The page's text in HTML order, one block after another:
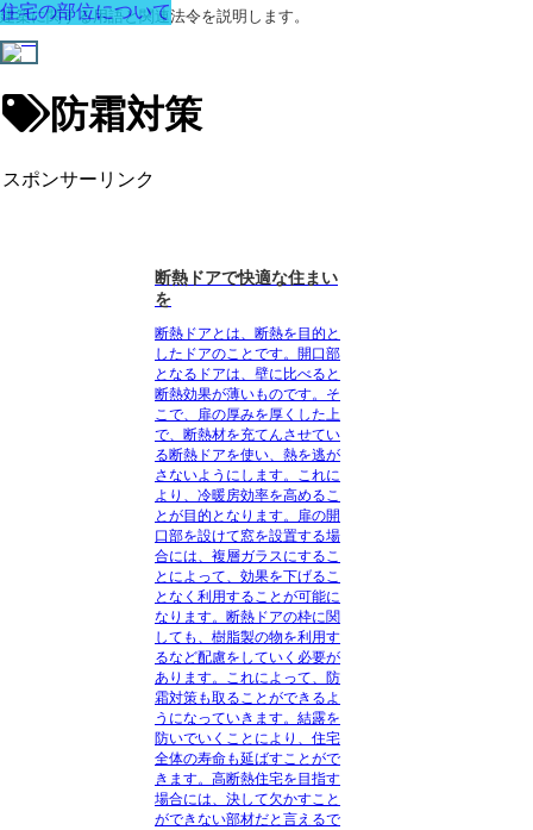
建築に関する用語と関連法令を説明します。
防霜対策
スポンサーリンク
住宅の部位について
断熱ドアで快適な住まい
を
断熱ドアとは、断熱を目的と
したドアのことです。開口部
となるドアは、壁に比べると
断熱効果が薄いものです。そ
こで、扉の厚みを厚くした上
で、断熱材を充てんさせてい
る断熱ドアを使い、熱を逃が
さないようにします。これに
より、冷暖房効率を高めるこ
とが目的となります。扉の開
口部を設けて窓を設置する場
合には、複層ガラスにするこ
とによって、効果を下げるこ
となく利用することが可能に
なります。断熱ドアの枠に関
しても、樹脂製の物を利用す
るなど配慮をしていく必要が
あります。これによって、防
霜対策も取ることができるよ
うになっていきます。結露を
防いでいくことにより、住宅
全体の寿命も延ばすことがで
きます。高断熱住宅を目指す
場合には、決して欠かすこと
ができない部材だと言えるで